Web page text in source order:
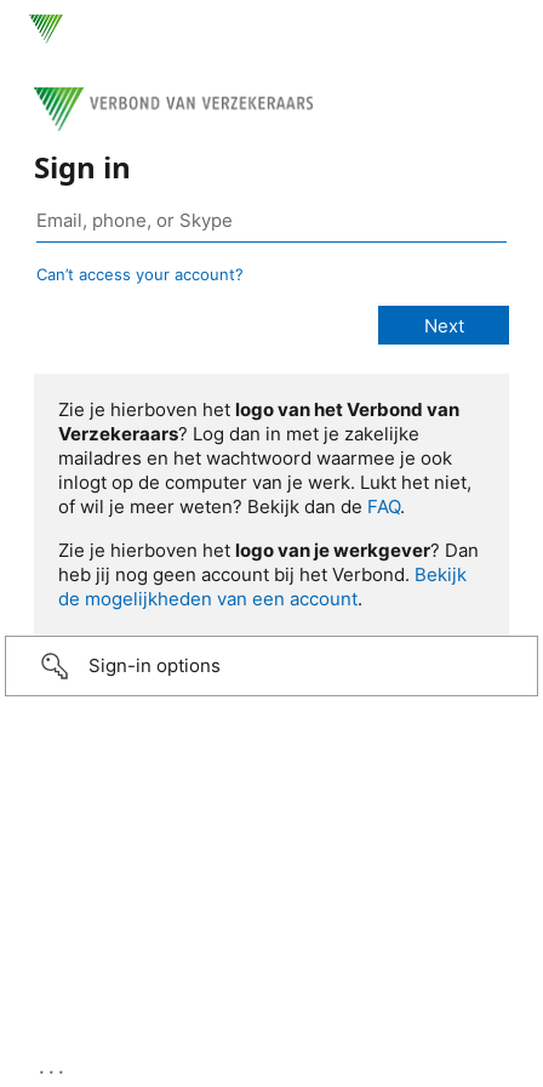
Sign in
Can’t access your account?
Zie je hierboven het logo van het Verbond van
Verzekeraars? Log dan in met je zakelijke
mailadres en het wachtwoord waarmee je ook
inlogt op de computer van je werk. Lukt het niet,
of wil je meer weten? Bekijk dan de FAQ.
Zie je hierboven het logo van je werkgever? Dan
heb jij nog geen account bij het Verbond. Bekijk
de mogelijkheden van een account.
Sign-in options
...